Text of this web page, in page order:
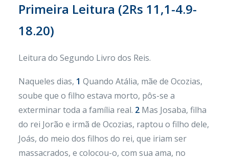
Primeira Leitura (2Rs 11,1-4.9-
18.20)
Leitura do Segundo Livro dos Reis.
Naqueles dias, 1 Quando Atália, mãe de Ocozias,
soube que o filho estava morto, pôs-se a
exterminar toda a família real. 2 Mas Josaba, filha
do rei Jorão e irmã de Ocozias, raptou o filho dele,
Joás, do meio dos filhos do rei, que iriam ser
massacrados, e colocou-o, com sua ama, no